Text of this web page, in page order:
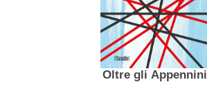
Oltre gli Appennini